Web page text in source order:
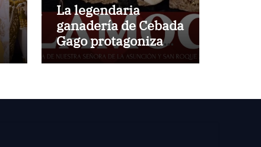
La legendaria
ganadería de Cebada
Gago protagoniza
una cita inédita en